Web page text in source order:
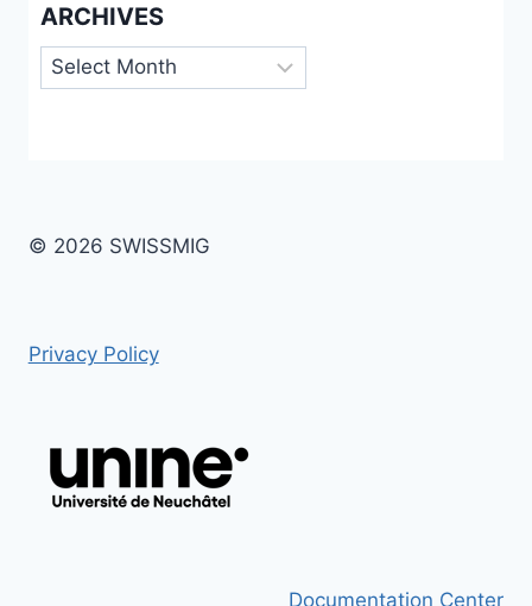
ARCHIVES
Archives
© 2026 SWISSMIG
Privacy Policy
Documentation Center